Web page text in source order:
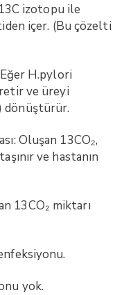
izotopu ile
içer. (Bu çözelti
H.pylori
ve üreyi
dönüştürür.
Oluşan 13CO₂,
ve hastanın
13CO₂ miktarı
yok.